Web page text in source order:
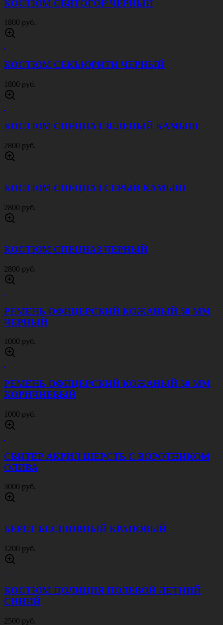
РЕМЕНЬ ОФИЦЕРСКИЙ КОЖАНЫЙ 50 ММ
ЧЕРНЫЙ
1000 руб.
РЕМЕНЬ ОФИЦЕРСКИЙ КОЖАНЫЙ 50 ММ
КОРИЧНЕВЫЙ
1000 руб.
СВИТЕР АКРИЛ ШЕРСТЬ С ВОРОТНИКОМ
3000 руб.
1200 руб.
2500 руб.
2500 руб.
БРЮКИ ПОЛИЦИЯ ЛЕТНИЕ СИНИЕ
1000 руб.
КОСТЮМ ЛЕТНИЙ ДПС СИНИЙ
3000 руб.
ЗВЕЗДА НА ПОГОНЫ 13 ММ ЗОЛОТАЯ
20 руб.
ЛЫЧКА ВС РФ МЛАДШИЙ СЕРЖАНТ
ЗОЛОТИСТАЯ